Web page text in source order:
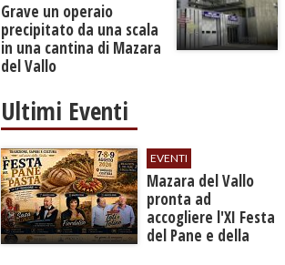
​Grave un operaio
precipitato da una scala
in una cantina di Mazara
del Vallo
Ultimi Eventi
EVENTI
Mazara del Vallo
pronta ad
accogliere l'XI Festa
del Pane e della